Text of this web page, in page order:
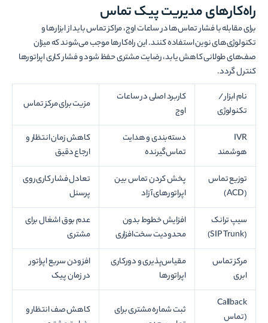
راه‌کارهای مدیریت پیک تماس
برای مقابله با فشار تماس‌ها در ساعات اوج، مراکز تماس باید از ابزارها و
تکنولوژی‌های نوین استفاده کنند. این راه‌کارها موجب می‌شوند که میزان
صف‌های طولانی کاهش یابد، رضایت مشتری حفظ شود و فشار کاری اپراتورها
کنترل گردد.
نام ابزار /
تکنولوژی
کاربرد اصلی در ساعات
اوج
مزیت برای مرکز تماس
IVR
هوشمند
دسته‌بندی و هدایت
تماس‌گیرنده
کاهش زمان انتظار و
ارجاع دقیق
توزیع تماس
(ACD)
پخش کردن تماس بین
اپراتورهای آزاد
تعادل فشار کاری روی
پرسنل
سیپ ترانک
(SIP Trunk)
افزایش خطوط بدون
محدودیت سخت‌افزاری
عدم بوق اشغال برای
مشتری
مرکز تماس
ابری
مقیاس‌پذیری و دورکاری
اپراتورها
افزودن سریع اپراتور
در زمان پیک
Callback
(تماس
ثبت شماره مشتری برای
کاهش صف انتظار و